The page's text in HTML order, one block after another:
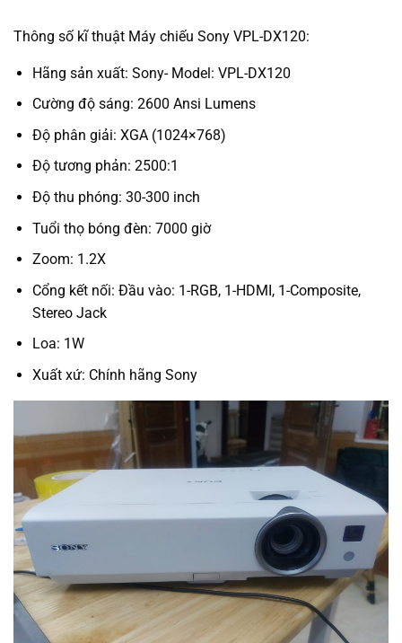
Thông số kĩ thuật Máy chiếu Sony VPL-DX120:
Hãng sản xuất: Sony- Model: VPL-DX120
Cường độ sáng: 2600 Ansi Lumens
Độ phân giải: XGA (1024×768)
Độ tương phản: 2500:1
Độ thu phóng: 30-300 inch
Tuổi thọ bóng đèn: 7000 giờ
Zoom: 1.2X
Cổng kết nối: Đầu vào: 1-RGB, 1-HDMI, 1-Composite,
Stereo Jack
Loa: 1W
Xuất xứ: Chính hãng Sony